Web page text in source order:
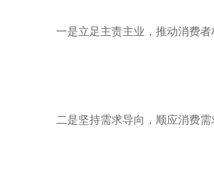
一是立足主责主业，推动消费
二是坚持需求导向，顺应消费